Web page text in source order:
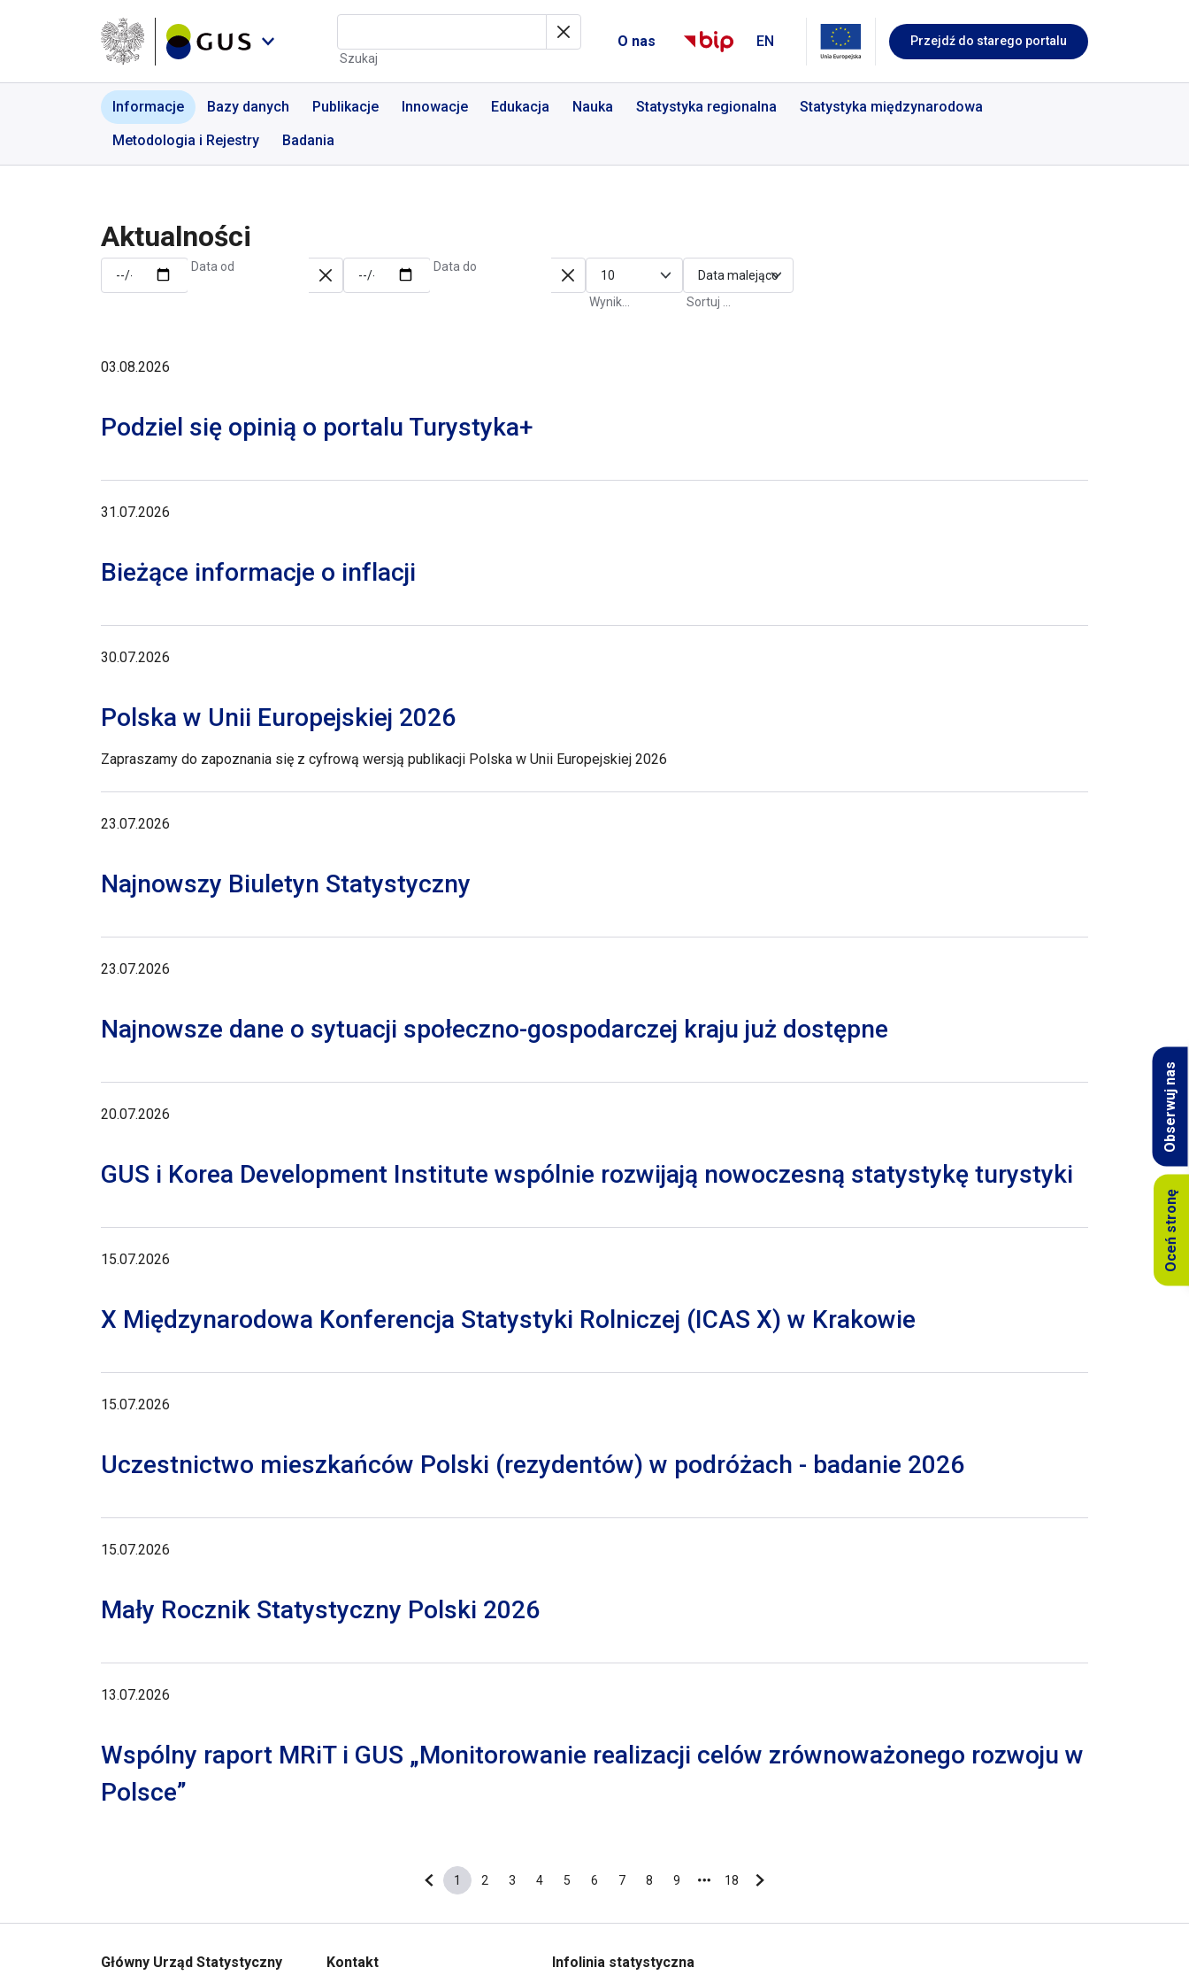
Aktualności | GUS - Portal Informacyjny
Oceń stronę
Obserwuj nas
Szukaj
O nas EN Przejdź do starego portalu
Informacje Bazy danych Publikacje Innowacje Edukacja Nauka Statystyka regionalna
Statystyka międzynarodowa
Metodologia i Rejestry
Badania
Aktualności
Data od Data do
Wyniki na stronę
03.08.2026
Podziel się opinią o portalu Turystyka+
31.07.2026
Bieżące informacje o inflacji
30.07.2026
Polska w Unii Europejskiej 2026
Zapraszamy do zapoznania się z cyfrową wersją publikacji Polska w Unii Europejskiej 2026
23.07.2026
Najnowszy Biuletyn Statystyczny
23.07.2026
Najnowsze dane o sytuacji społeczno-gospodarczej kraju już dostępne
20.07.2026
GUS i Korea Development Institute wspólnie rozwijają nowoczesną statystykę turystyki
15.07.2026
X Międzynarodowa Konferencja Statystyki Rolniczej (ICAS X) w Krakowie
15.07.2026
Uczestnictwo mieszkańców Polski (rezydentów) w podróżach - badanie 2026
15.07.2026
Mały Rocznik Statystyczny Polski 2026
13.07.2026
Wspólny raport MRiT i GUS „Monitorowanie realizacji celów zrównoważonego rozwoju w
Polsce”
Poprzednia strona
Bieżąca strona
1
Strona
2
Strona
3
Strona
4
Strona
5
Strona
6
Strona
7
Strona
8
Strona
9
Ostatnia strona
18
Następna strona
Główny Urząd Statystyczny Kontakt Infolinia statystyczna